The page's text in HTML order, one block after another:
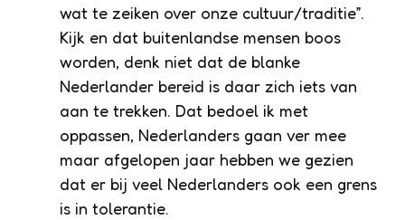
wat te zeiken over onze cultuur/traditie”.
Kijk en dat buitenlandse mensen boos
worden, denk niet dat de blanke
Nederlander bereid is daar zich iets van
aan te trekken. Dat bedoel ik met
oppassen, Nederlanders gaan ver mee
maar afgelopen jaar hebben we gezien
dat er bij veel Nederlanders ook een grens
is in tolerantie.